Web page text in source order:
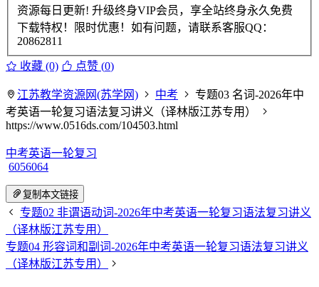
资源每日更新! 升级终身VIP会员，享全站终身永久免费
下载特权！限时优惠！如有问题，请联系客服QQ：
20862811
收藏 (0) 点赞 (0)
江苏教学资源网(苏学网) 中考
专题03 名词-2026年中
考英语一轮复习语法复习讲义（译林版江苏专用）
https://www.0516ds.com/104503.html
中考英语一轮复习
6056064
复制本文链接
专题02 非谓语动词-2026年中考英语一轮复习语法复习讲义
（译林版江苏专用）
专题04 形容词和副词-2026年中考英语一轮复习语法复习讲义
（译林版江苏专用）